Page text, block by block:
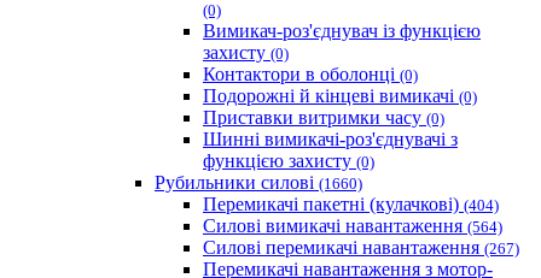
(0)
Вимикач-роз'єднувач із функцією
захисту (0)
Контактори в оболонці (0)
Подорожні й кінцеві вимикачі (0)
Приставки витримки часу (0)
Шинні вимикачі-роз'єднувачі з
функцією захисту (0)
Рубильники силові (1660)
Перемикачі пакетні (кулачкові) (404)
Силові вимикачі навантаження (564)
Cилові перемикачі навантаження (267)
Перемикачі навантаження з мотор-